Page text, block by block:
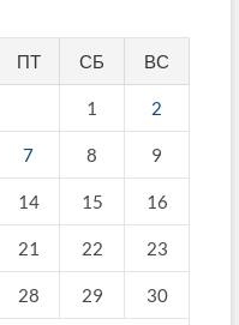
ПТ СБ ВС
1 2
7 8 9
14 15 16
21 22 23
28 29 30